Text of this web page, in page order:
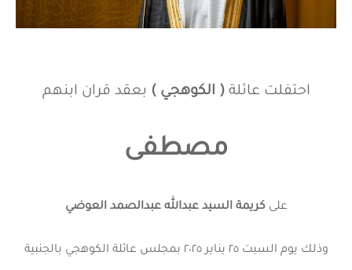
احتفلت عائلة ( الكوهجي ) بعقد قران ابنهم
مصطفى
على كريمة السيد عبدالله عبدالصمد العوضي
وذلك يوم السبت ٢٥ يناير ٢٠٢٥ بمجلس عائلة الكوهجي بالجنبية